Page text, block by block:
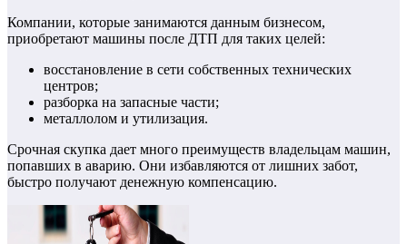
Компании, которые занимаются данным бизнесом,
приобретают машины после ДТП для таких целей:
восстановление в сети собственных технических
центров;
разборка на запасные части;
металлолом и утилизация.
Срочная скупка дает много преимуществ владельцам машин,
попавших в аварию. Они избавляются от лишних забот,
быстро получают денежную компенсацию.